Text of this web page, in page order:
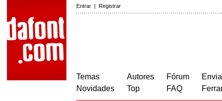
Entrar | Registrar
Temas
Novidades
Autores
Top
Fórum
FAQ